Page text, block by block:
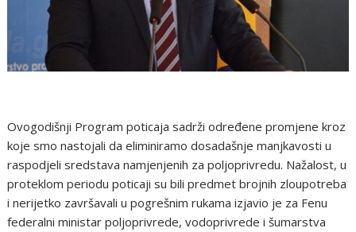
Ovogodišnji Program poticaja sadrži određene promjene kroz
koje smo nastojali da eliminiramo dosadašnje manjkavosti u
raspodjeli sredstava namjenjenih za poljoprivredu. Nažalost, u
proteklom periodu poticaji su bili predmet brojnih zloupotreba
i nerijetko završavali u pogrešnim rukama izjavio je za Fenu
federalni ministar poljoprivrede, vodoprivrede i šumarstva